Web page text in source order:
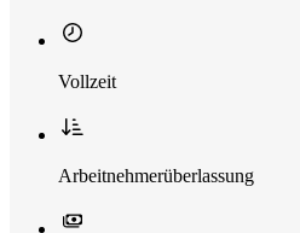
Vollzeit
Arbeitnehmerüberlassung